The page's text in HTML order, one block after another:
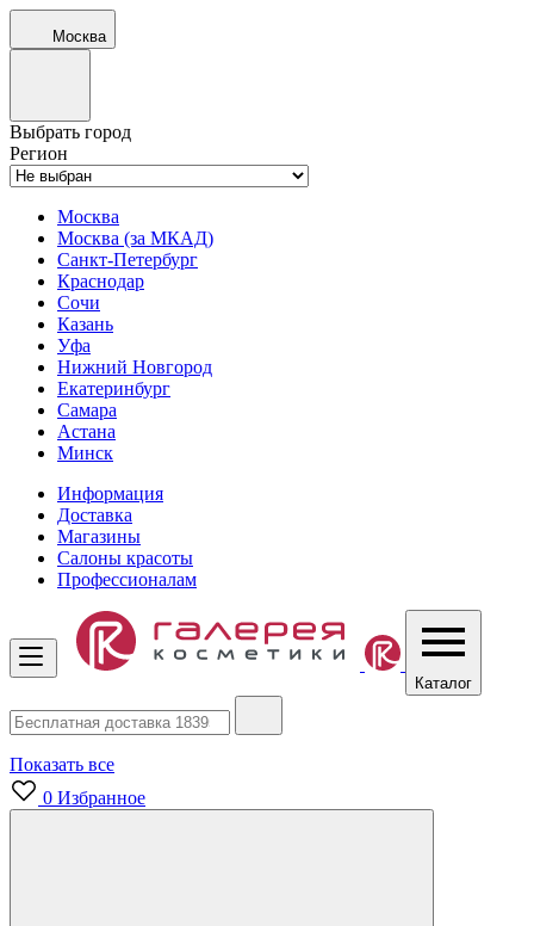
Москва
Выбрать город
Регион
Москва
Москва (за МКАД)
Санкт-Петербург
Краснодар
Сочи
Казань
Уфа
Нижний Новгород
Екатеринбург
Самара
Астана
Минск
Информация
Доставка
Магазины
Салоны красоты
Профессионалам
Каталог
Показать все
0 Избранное